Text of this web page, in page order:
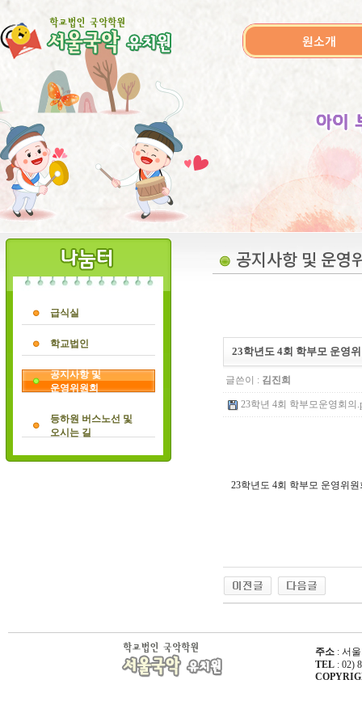
원소개
급식실
학교법인
공지사항 및
운영위원회
등하원 버스노선 및
오시는 길
공지사항 및 운영
23학년도 4회 학부모 운영
글쓴이 : 김진희
23학년 4회 학부모운영회의
23학년도 4회 학부모 운영위
주소 : 서
TEL : 02)